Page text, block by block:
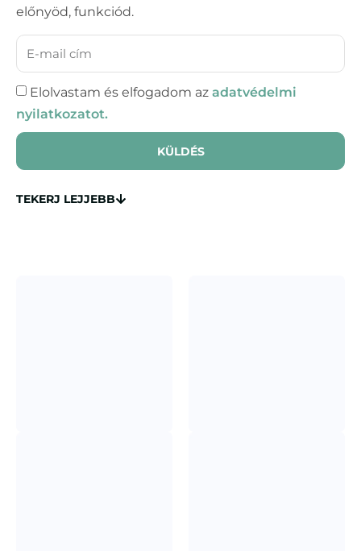
előnyöd, funkciód.
Elolvastam és elfogadom az adatvédelmi
nyilatkozatot.
KÜLDÉS
TEKERJ LEJJEBB